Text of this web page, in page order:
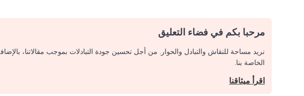
مرحبا بكم في فضاء التعليق
نريد مساحة للنقاش والتبادل والحوار. من أجل تحسين جودة التبادلات بموجب مقالاتنا،
الخاصة بنا.
اقرأ ميثاقنا